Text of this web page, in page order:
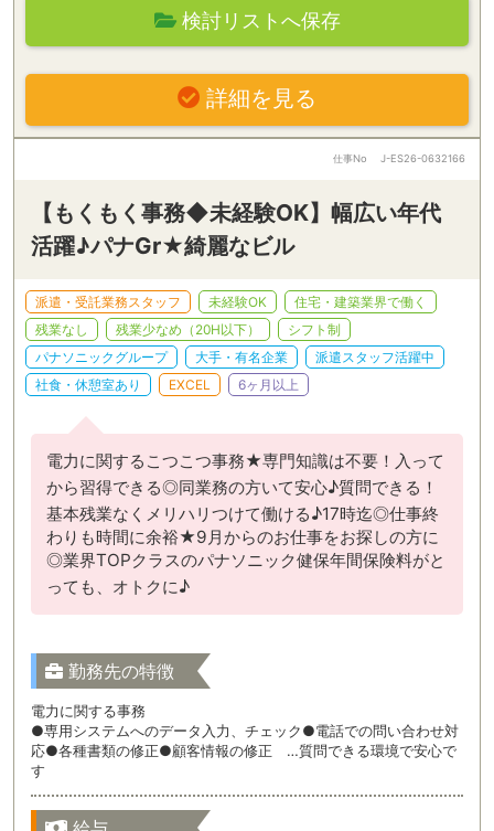
検討リストへ保存
詳細を見る
仕事No J-ES26-0632166
【もくもく事務◆未経験OK】幅広い年代
活躍♪パナGr★綺麗なビル
派遣・受託業務スタッフ 未経験OK
住宅・建築業界で働く
残業なし
残業少なめ（20H以下）
シフト制
パナソニックグループ
大手・有名企業
派遣スタッフ活躍中
社食・休憩室あり
EXCEL 6ヶ月以上
電力に関するこつこつ事務★専門知識は不要！入って
から習得できる◎同業務の方いて安心♪質問できる！
基本残業なくメリハリつけて働ける♪17時迄◎仕事終
わりも時間に余裕★9月からのお仕事をお探しの方に
◎業界TOPクラスのパナソニック健保年間保険料がと
っても、オトクに♪
勤務先の特徴
電力に関する事務
●専用システムへのデータ入力、チェック●電話での問い合わせ対
応●各種書類の修正●顧客情報の修正 …質問できる環境で安心で
す